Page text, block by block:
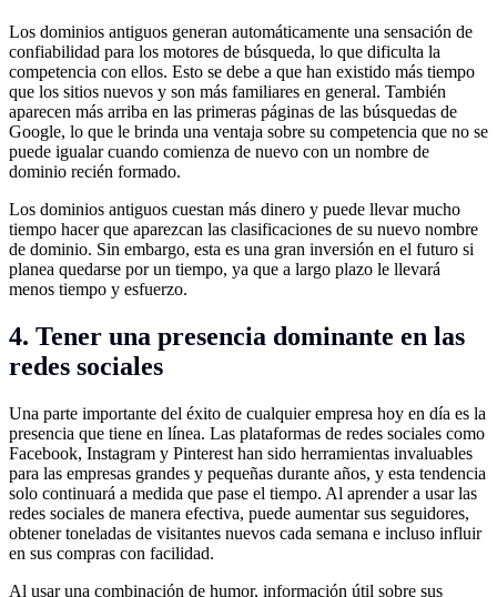
Los dominios antiguos generan automáticamente una sensación de
confiabilidad para los motores de búsqueda, lo que dificulta la
competencia con ellos. Esto se debe a que han existido más tiempo
que los sitios nuevos y son más familiares en general. También
aparecen más arriba en las primeras páginas de las búsquedas de
Google, lo que le brinda una ventaja sobre su competencia que no se
puede igualar cuando comienza de nuevo con un nombre de
dominio recién formado.
Los dominios antiguos cuestan más dinero y puede llevar mucho
tiempo hacer que aparezcan las clasificaciones de su nuevo nombre
de dominio. Sin embargo, esta es una gran inversión en el futuro si
planea quedarse por un tiempo, ya que a largo plazo le llevará
menos tiempo y esfuerzo.
4. Tener una presencia dominante en las
redes sociales
Una parte importante del éxito de cualquier empresa hoy en día es la
presencia que tiene en línea. Las plataformas de redes sociales como
Facebook, Instagram y Pinterest han sido herramientas invaluables
para las empresas grandes y pequeñas durante años, y esta tendencia
solo continuará a medida que pase el tiempo. Al aprender a usar las
redes sociales de manera efectiva, puede aumentar sus seguidores,
obtener toneladas de visitantes nuevos cada semana e incluso influir
en sus compras con facilidad.
Al usar una combinación de humor, información útil sobre sus